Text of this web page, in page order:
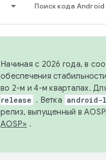
Поиск кода Android
Начиная с 2026 года, в
обеспечения
во 2-м и 4-м кварталах.
release . Ветка android-
релиз, выпущенный в
AOSP» .